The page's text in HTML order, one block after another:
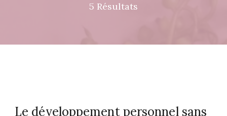
5 Résultats
Le développement personnel sans